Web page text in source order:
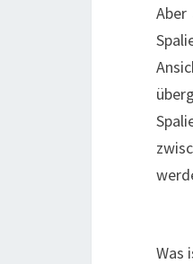
Aber
Was